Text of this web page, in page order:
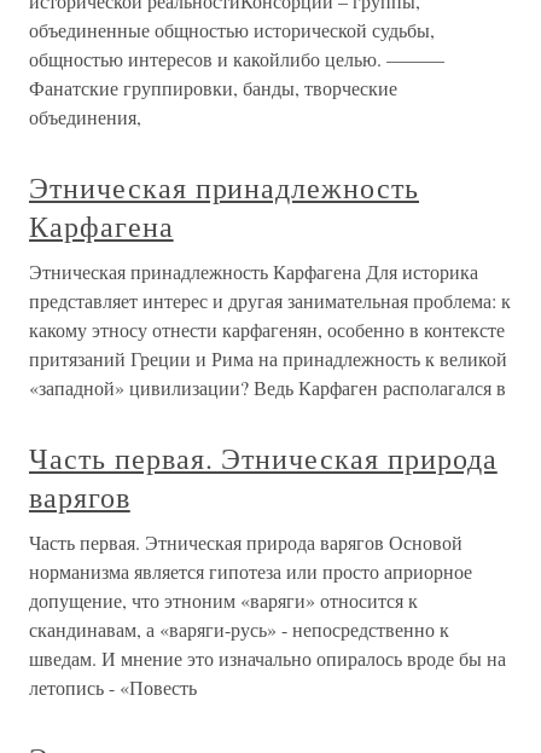
объединенные общностью исторической судьбы,
общностью интересов и какойлибо целью. ———
Фанатские группировки, банды, творческие
объединения,
Этническая принадлежность
Карфагена
Этническая принадлежность Карфагена Для историка
представляет интерес и другая занимательная проблема: к
какому этносу отнести карфагенян, особенно в контексте
притязаний Греции и Рима на принадлежность к великой
«западной» цивилизации? Ведь Карфаген располагался в
Часть первая. Этническая природа
варягов
Часть первая. Этническая природа варягов Основой
норманизма является гипотеза или просто априорное
допущение, что этноним «варяги» относится к
скандинавам, а «варяги-русь» - непосредственно к
шведам. И мнение это изначально опиралось вроде бы на
летопись - «Повесть